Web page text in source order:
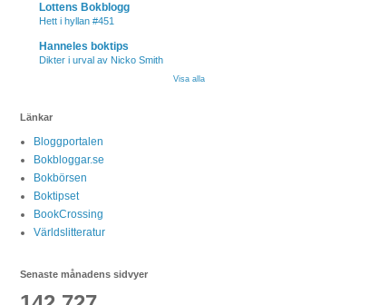
Lottens Bokblogg
Hett i hyllan #451
Hanneles boktips
Dikter i urval av Nicko Smith
Visa alla
Länkar
Bloggportalen
Bokbloggar.se
Bokbörsen
Boktipset
BookCrossing
Världslitteratur
Senaste månadens sidvyer